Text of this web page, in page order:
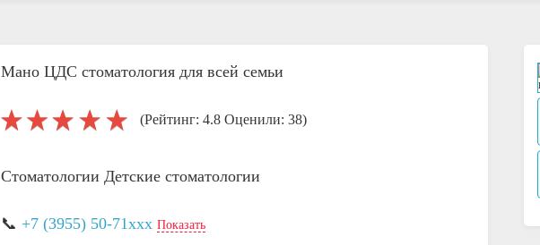
Мано ЦДС стоматология для всей семьи
(Рейтинг: 4.8 Оценили: 38)
Стоматологии Детские стоматологии
📞 +7 (3955) 50-71xxx Показать